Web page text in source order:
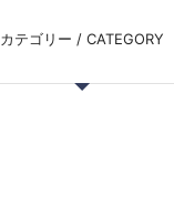
カテゴリー / CATEGORY